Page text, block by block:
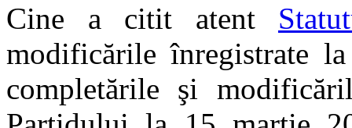
Cine a citit atent
modificările înregistrate
completările şi